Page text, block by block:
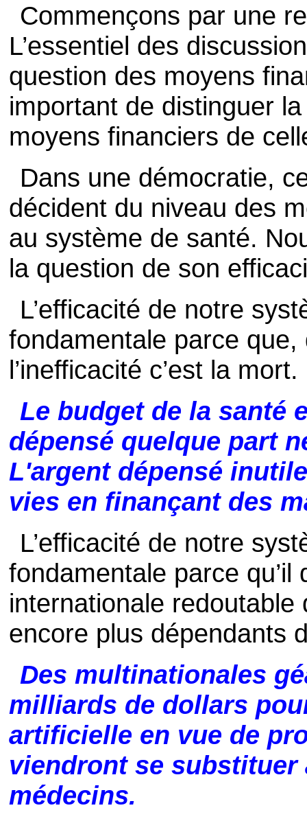
Commençons par une
L’essentiel des
question des moyens
important de distinguer
moyens financiers de
Dans une démocratie,
décident du niveau des
au système de santé.
la question de son
L’efficacité de notre
fondamentale parce
l’inefficacité c’est la mort.
Le budget de la santé
dépensé quelque part
L'argent dépensé
vies en finançant des
L’efficacité de notre
fondamentale parce
internationale
encore plus dépendants
Des multinationales
milliards de dollars
artificielle en vue de
viendront se substituer
médecins.